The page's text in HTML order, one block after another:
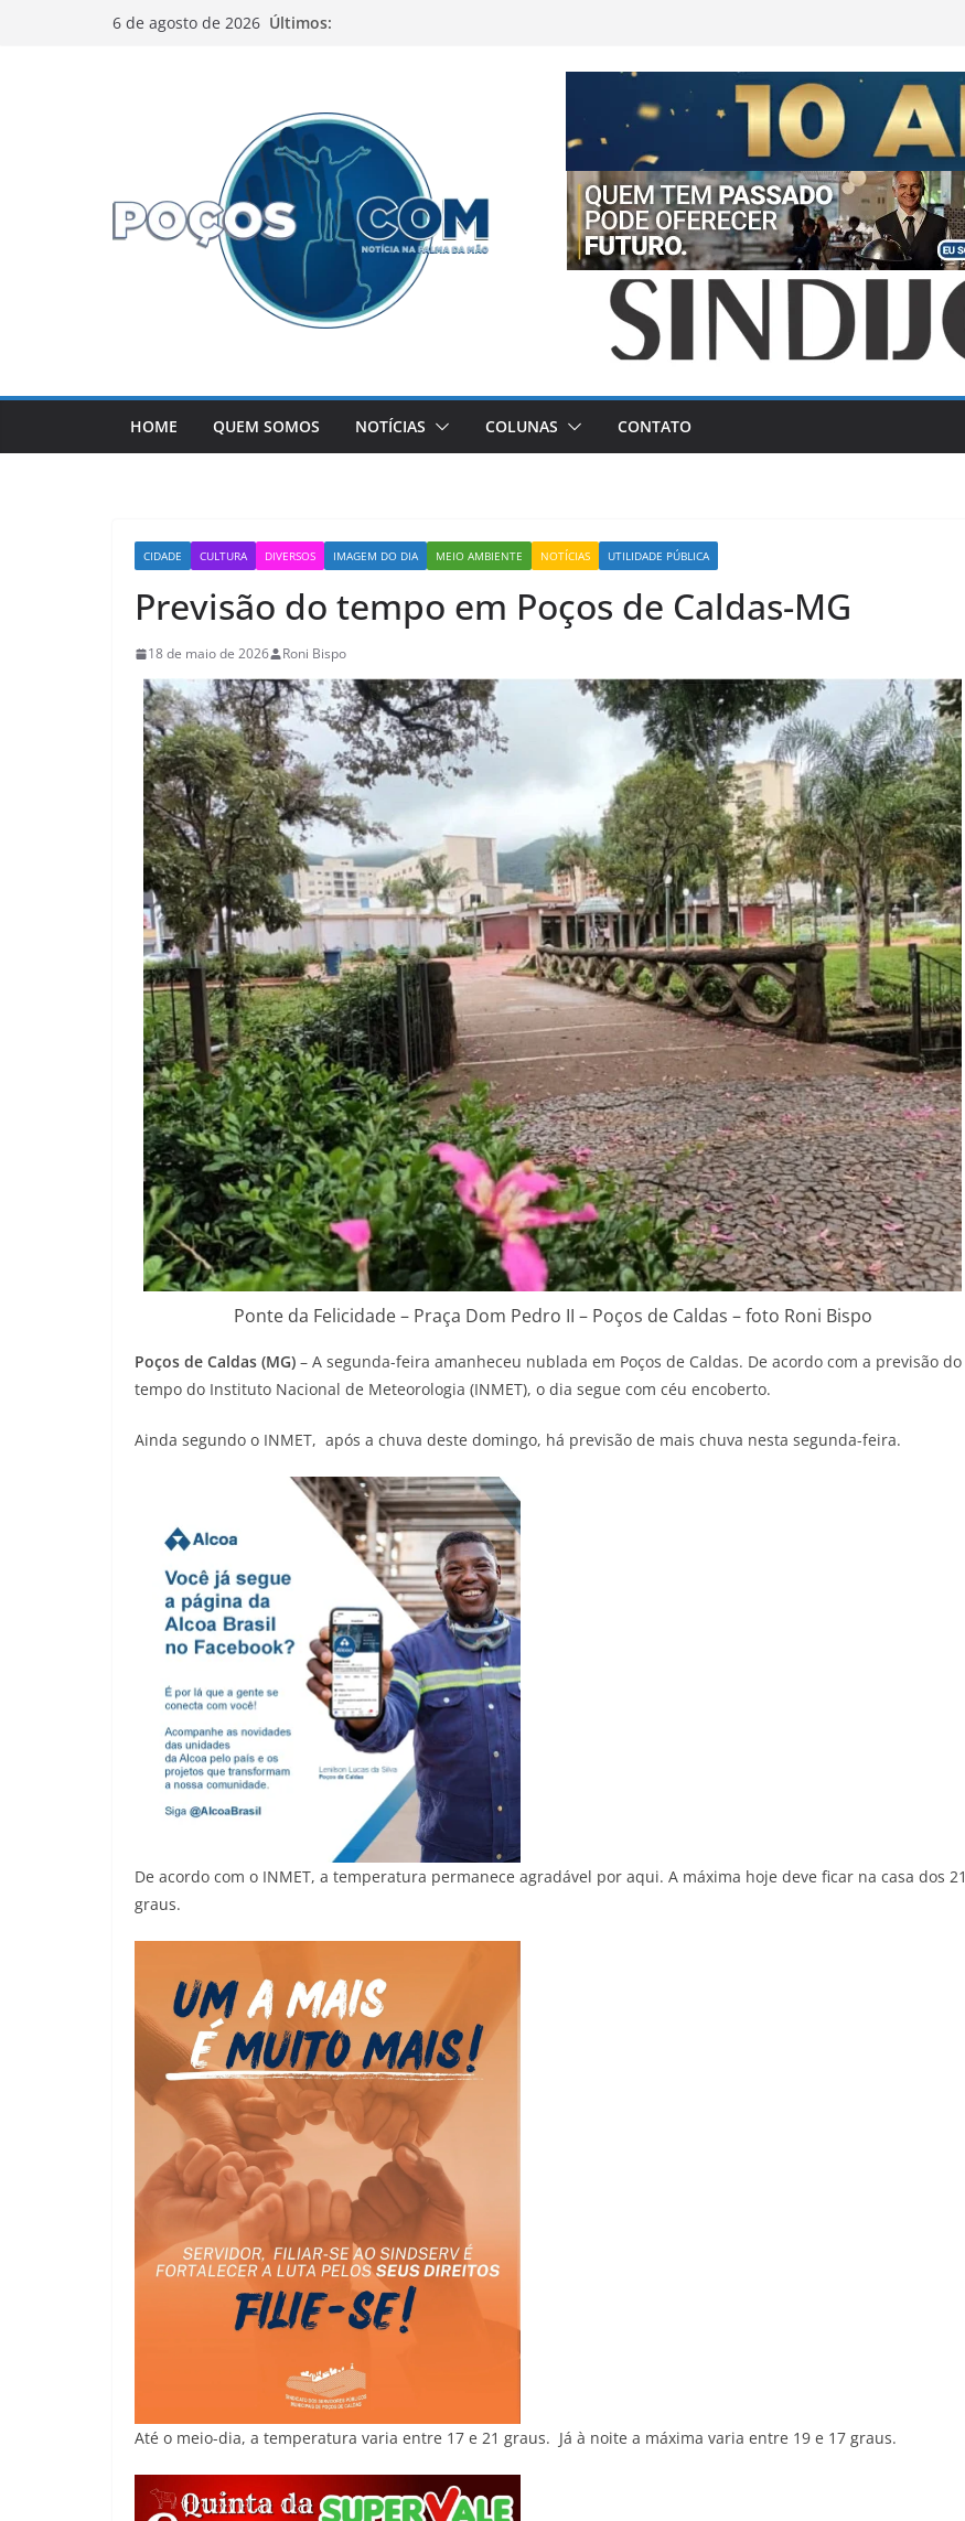
6 de agosto de 2026 Últimos:
HOME QUEM SOMOS NOTÍCIAS COLUNAS CONTATO
CIDADE CULTURA DIVERSOS IMAGEM DO DIA MEIO AMBIENTE NOTÍCIAS UTILIDADE PÚBLICA
Previsão do tempo em Poços de Caldas-MG
18 de maio de 2026 Roni Bispo
Ponte da Felicidade – Praça Dom Pedro II – Poços de Caldas – foto Roni Bispo
Poços de Caldas (MG) – A segunda-feira amanheceu nublada em Poços de Caldas. De acordo com a previsão do
tempo do Instituto Nacional de Meteorologia (INMET), o dia segue com céu encoberto.
Ainda segundo o INMET, após a chuva deste domingo, há previsão de mais chuva nesta segunda-feira.
De acordo com o INMET, a temperatura permanece agradável por aqui. A máxima hoje deve ficar na casa dos 21
graus.
Até o meio-dia, a temperatura varia entre 17 e 21 graus. Já à noite a máxima varia entre 19 e 17 graus.